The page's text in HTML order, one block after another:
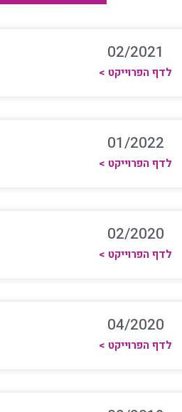
02/2021
לדף הפרוייקט >
01/2022
לדף הפרוייקט >
02/2020
לדף הפרוייקט >
04/2020
לדף הפרוייקט >